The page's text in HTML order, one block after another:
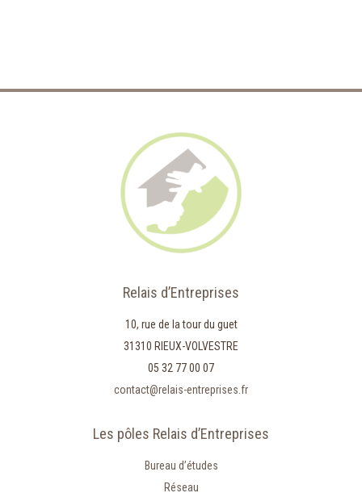
Relais d’Entreprises
10, rue de la tour du guet
31310 RIEUX-VOLVESTRE
05 32 77 00 07
contact@relais-entreprises.fr
Les pôles Relais d’Entreprises
Bureau d’études
Réseau